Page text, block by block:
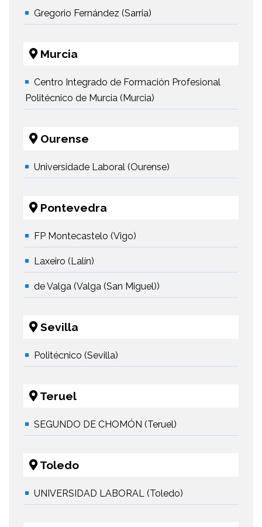
Gregorio Fernández (Sarria)
Murcia
Centro Integrado de Formación Profesional
Politécnico de Murcia (Murcia)
Ourense
Universidade Laboral (Ourense)
Pontevedra
FP Montecastelo (Vigo)
Laxeiro (Lalín)
de Valga (Valga (San Miguel))
Sevilla
Politécnico (Sevilla)
Teruel
SEGUNDO DE CHOMÓN (Teruel)
Toledo
UNIVERSIDAD LABORAL (Toledo)